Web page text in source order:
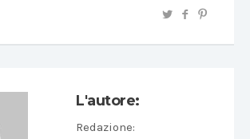
L'autore:
Redazione: